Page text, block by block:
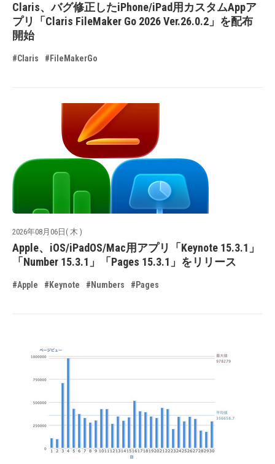
Claris、バグ修正したiPhone/iPad用カスタムAppア
プリ「Claris FileMaker Go 2026 Ver.26.0.2」を配布
開始
#Claris #FileMakerGo
2026年08月06日( 木 )
Apple、iOS/iPadOS/Mac用アプリ「Keynote 15.3.1」
「Number 15.3.1」「Pages 15.3.1」をリリース
#Apple #Keynote #Numbers #Pages